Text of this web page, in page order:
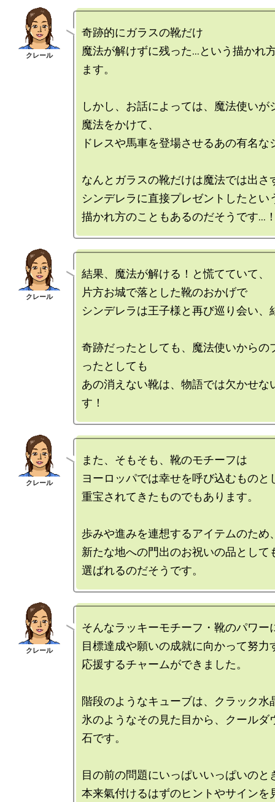
奇跡的にガラスの靴だけ
魔法が解けずに残った…という描かれ
ます。
しかし、お話によっては、魔法使いが
魔法をかけて、
ドレスや馬車を登場させるあの有名な
なんとガラスの靴だけは魔法では出さ
シンデレラに直接プレゼントしたとい
結果、魔法が解ける！と慌てていて、
片方お城で落とした靴のおかげで
シンデレラは王子様と再び巡り会い、
奇跡だったとしても、魔法使いからの
ったとしても
あの消えない靴は、物語では欠かせな
また、そもそも、靴のモチーフは
ヨーロッパでは幸せを呼び込むものと
重宝されてきたものでもあります。
歩みや進みを連想するアイテムのため
新たな地への門出のお祝いの品として
そんなラッキーモチーフ・靴のパワー
目標達成や願いの成就に向かって努力
応援するチャームができました。
階段のようなキューブは、クラック水
氷のようなその見た目から、クールダ
石です。
目の前の問題にいっぱいいっぱいのと
本来氣付けるはずのヒントやサインを